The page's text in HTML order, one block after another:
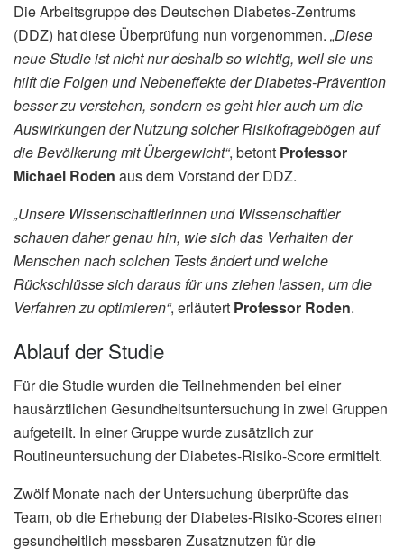
Die Arbeitsgruppe des Deutschen Diabetes-Zentrums
(DDZ) hat diese Überprüfung nun vorgenommen. „Diese
neue Studie ist nicht nur deshalb so wichtig, weil sie uns
hilft die Folgen und Nebeneffekte der Diabetes-Prävention
besser zu verstehen, sondern es geht hier auch um die
Auswirkungen der Nutzung solcher Risikofragebögen auf
die Bevölkerung mit Übergewicht“, betont Professor
Michael Roden aus dem Vorstand der DDZ.
„Unsere Wissenschaftlerinnen und Wissenschaftler
schauen daher genau hin, wie sich das Verhalten der
Menschen nach solchen Tests ändert und welche
Rückschlüsse sich daraus für uns ziehen lassen, um die
Verfahren zu optimieren“, erläutert Professor Roden.
Ablauf der Studie
Für die Studie wurden die Teilnehmenden bei einer
hausärztlichen Gesundheitsuntersuchung in zwei Gruppen
aufgeteilt. In einer Gruppe wurde zusätzlich zur
Routineuntersuchung der Diabetes-Risiko-Score ermittelt.
Zwölf Monate nach der Untersuchung überprüfte das
Team, ob die Erhebung der Diabetes-Risiko-Scores einen
gesundheitlich messbaren Zusatznutzen für die